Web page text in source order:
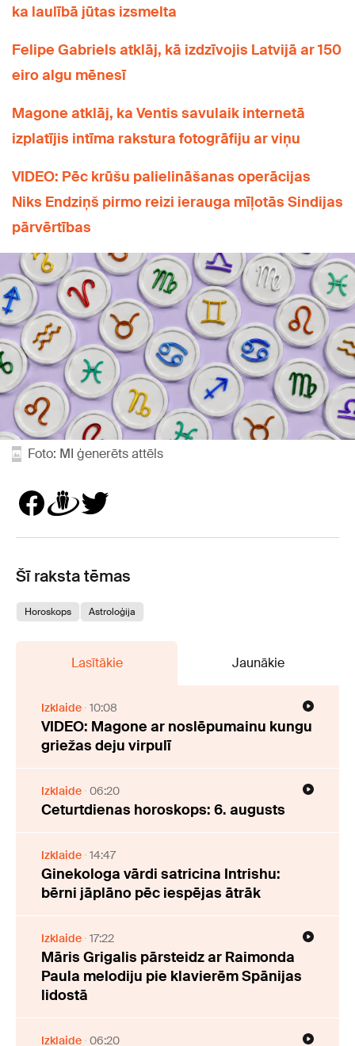
ka laulībā jūtas izsmelta
Felipe Gabriels atklāj, kā izdzīvojis Latvijā ar 150
eiro algu mēnesī
Magone atklāj, ka Ventis savulaik internetā
izplatījis intīma rakstura fotogrāfiju ar viņu
VIDEO: Pēc krūšu palielināšanas operācijas
Niks Endziņš pirmo reizi ierauga mīļotās Sindijas
pārvērtības
Foto: MI ģenerēts attēls
Šī raksta tēmas
Horoskops Astroloģija
Lasītākie Jaunākie
Izklaide 10:08
VIDEO: Magone ar noslēpumainu kungu
griežas deju virpulī
Izklaide 06:20
Ceturtdienas horoskops: 6. augusts
Izklaide 14:47
Ginekologa vārdi satricina Intrishu:
bērni jāplāno pēc iespējas ātrāk
Izklaide 17:22
Māris Grigalis pārsteidz ar Raimonda
Paula melodiju pie klavierēm Spānijas
lidostā
Izklaide 06:20